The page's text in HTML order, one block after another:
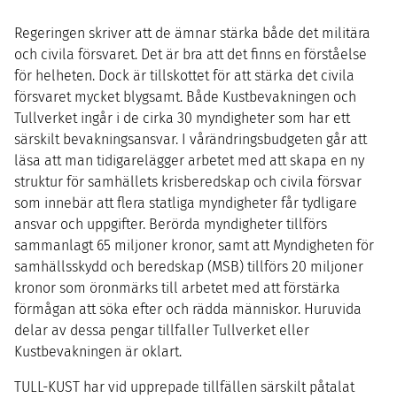
Regeringen skriver att de ämnar stärka både det militära
och civila försvaret. Det är bra att det finns en förståelse
för helheten. Dock är tillskottet för att stärka det civila
försvaret mycket blygsamt. Både Kustbevakningen och
Tullverket ingår i de cirka 30 myndigheter som har ett
särskilt bevakningsansvar. I vårändringsbudgeten går att
läsa att man tidigarelägger arbetet med att skapa en ny
struktur för samhällets krisberedskap och civila försvar
som innebär att flera statliga myndigheter får tydligare
ansvar och uppgifter. Berörda myndigheter tillförs
sammanlagt 65 miljoner kronor, samt att Myndigheten för
samhällsskydd och beredskap (MSB) tillförs 20 miljoner
kronor som öronmärks till arbetet med att förstärka
förmågan att söka efter och rädda människor. Huruvida
delar av dessa pengar tillfaller Tullverket eller
Kustbevakningen är oklart.
TULL-KUST har vid upprepade tillfällen särskilt påtalat